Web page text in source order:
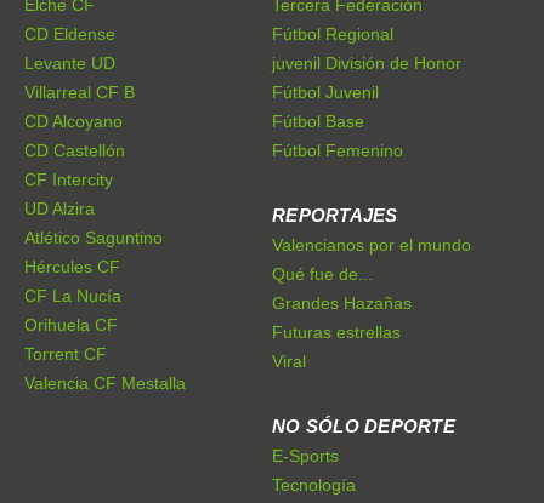
Elche CF
CD Eldense
Levante UD
Villarreal CF B
CD Alcoyano
CD Castellón
CF Intercity
UD Alzira
Atlético Saguntino
Hércules CF
CF La Nucía
Orihuela CF
Torrent CF
Valencia CF Mestalla
Tercera Federación
Fútbol Regional
juvenil División de Honor
Fútbol Juvenil
Fútbol Base
Fútbol Femenino
REPORTAJES
Valencianos por el mundo
Qué fue de...
Grandes Hazañas
Futuras estrellas
Viral
NO SÓLO DEPORTE
E-Sports
Tecnología